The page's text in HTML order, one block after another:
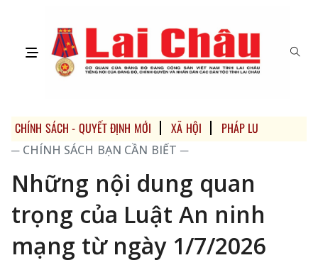
CHÍNH SÁCH - QUYẾT ĐỊNH MỚI XÃ HỘI PHÁP LUẬT
─ CHÍNH SÁCH BẠN CẦN BIẾT ─
Những nội dung quan
trọng của Luật An ninh
mạng từ ngày 1/7/2026